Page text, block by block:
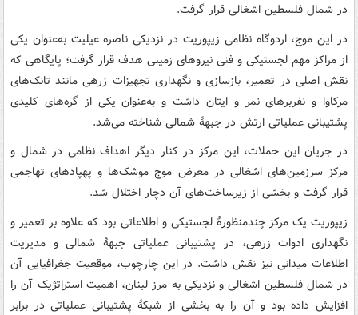
در شمال فلسطین اشغالی قرار گرفت.
در این موج، اردوگاه نظامی زیپوریت در نزدیکی ناصره عیلیت به‌عنوان یکی
از مراکز مهم لجستیکی و فنی نیروهای زمینی هدف قرار گرفت؛ پایگاهی که
نقش اصلی در تعمیر، بازسازی و نگهداری تجهیزات زرهی مانند تانک‌های
مرکاوا و نفربرهای نمر و ایتان داشت و به‌عنوان یکی از گره‌های کلیدی
پشتیبانی عملیاتی ارتش در جبههٔ شمالی شناخته می‌شد.
در جریان این حملات، این مرکز در کنار دیگر اهداف نظامی در شمال و
مرکز سرزمین‌های اشغالی در معرض موج موشک‌ها و پهپادهای تهاجمی
قرار گرفت و بخشی از زیرساخت‌های آن دچار اختلال شد.
زیپوریت یک مرکز چندمنظورهٔ لجستیکی و اطلاعاتی بود که علاوه بر تعمیر و
نگهداری ادوات زرهی، در پشتیبانی عملیاتی جبههٔ شمالی و مدیریت
اطلاعات میدانی نیز نقش داشت. در این چارچوب، موقعیت جغرافیایی آن
در شمال فلسطین اشغالی و نزدیکی به مرز لبنان، اهمیت استراتژیک آن را
افزایش داده بود و آن را به بخشی از شبکهٔ پشتیبانی عملیاتی در برابر